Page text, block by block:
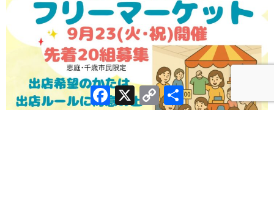
Facebook
X
Copy
Link
共
有